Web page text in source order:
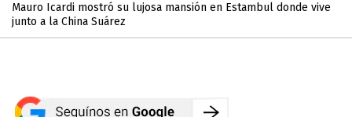
Mauro Icardi mostró su lujosa mansión en Estambul donde vive
junto a la China Suárez